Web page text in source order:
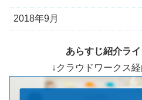
2018年9月
あらすじ紹介ライ
↓クラウドワークス